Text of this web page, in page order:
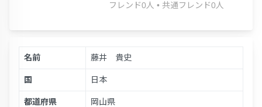
フレンド0人 • 共通フレンド0人
名前 藤井 貴史
国 日本
都道府県 岡山県